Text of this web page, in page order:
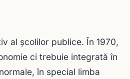
al şcolilor publice. În 1970,
ci trebuie integrată în
în special limba